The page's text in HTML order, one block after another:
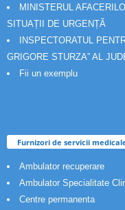
MINISTERUL
SITUAȚII DE URGENȚĂ
INSPECTORATUL
GRIGORE STURZA” AL
Fii un exemplu
Furnizori de servicii
Ambulator recuperare
Ambulator Specialitate
Centre permanenta